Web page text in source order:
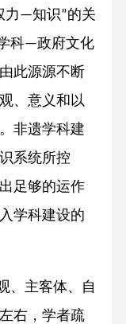
力—知识”的关
科—政府文化
此源源不断
、意义和以
非遗学科建
系统所控
足够的运作
学科建设的
、主客体、自
右，学者疏